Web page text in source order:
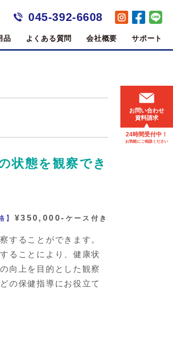
045-392-6608
品 よくある質問 会社概要 サポート
お問い合わせ
資料請求
24時間受付中！
お気軽にご相談ください
状態を観察でき
】 ¥350,000- ケース付き
することができます。
ることにより、健康状
向上を目的とした観察
の保健指導にお役立て